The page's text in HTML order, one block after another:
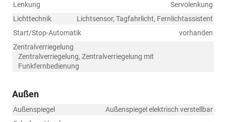
Lenkung
Servolenkung
Lichttechnik
Lichtsensor, Tagfahrlicht, Fernlichtassistent
Start/Stop-Automatik
vorhanden
Zentralverriegelung
Zentralverriegelung, Zentralverriegelung mit
Funkfernbedienung
Außen
Außenspiegel
Außenspiegel elektrisch verstellbar